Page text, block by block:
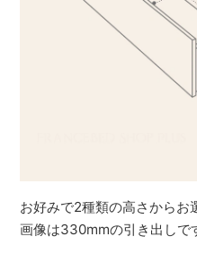
お好みで2種類の高さからお
画像は330mmの引き出しで